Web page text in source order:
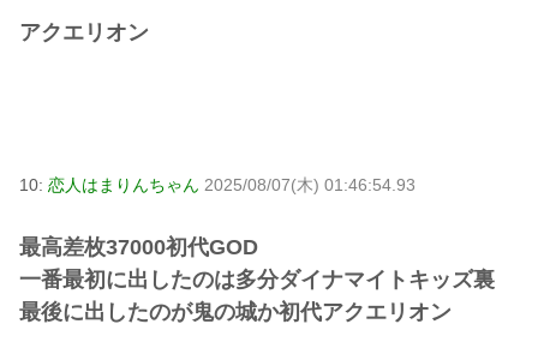
アクエリオン
10: 恋人はまりんちゃん 2025/08/07(木) 01:46:54.93
最高差枚37000初代GOD
一番最初に出したのは多分ダイナマイトキッズ裏
最後に出したのが鬼の城か初代アクエリオン